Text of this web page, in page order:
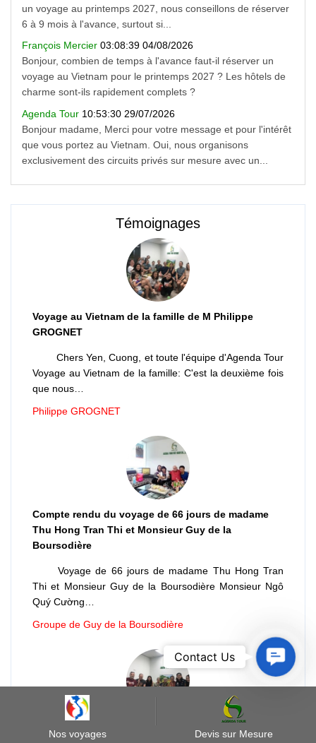
un voyage au printemps 2027, nous conseillons de réserver
6 à 9 mois à l'avance, surtout si...
François Mercier 03:08:39 04/08/2026
Bonjour, combien de temps à l'avance faut-il réserver un
voyage au Vietnam pour le printemps 2027 ? Les hôtels de
charme sont-ils rapidement complets ?
Agenda Tour 10:53:30 29/07/2026
Bonjour madame, Merci pour votre message et pour l'intérêt
que vous portez au Vietnam. Oui, nous organisons
exclusivement des circuits privés sur mesure avec un...
Témoignages
Voyage au Vietnam de la famille de M Philippe
GROGNET
Chers Yen, Cuong, et toute l'équipe d'Agenda Tour
Voyage au Vietnam de la famille: C'est la deuxième fois
que nous…
Philippe GROGNET
Compte rendu du voyage de 66 jours de madame
Thu Hong Tran Thi et Monsieur Guy de la
Boursodière
Voyage de 66 jours de madame Thu Hong Tran
Thi et Monsieur Guy de la Boursodière Monsieur Ngô
Quý Cường…
Groupe de Guy de la Boursodière
Nos voyages Devis sur Mesure
Contact
Contact Us